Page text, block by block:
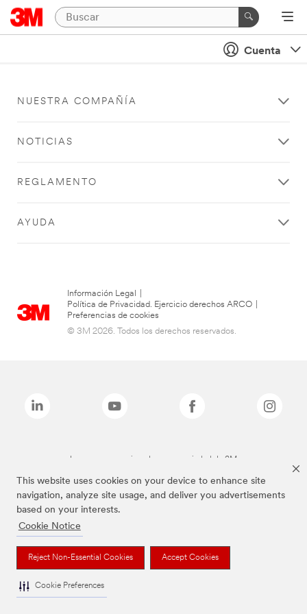
This website uses cookies on your device to enhance site
navigation, analyze site usage, and deliver you advertisements
based on your interests.
Cookie Notice
Reject Non-Essential Cookies Accept Cookies
Cookie Preferences
Cuenta
NUESTRA COMPAÑÍA
NOTICIAS
REGLAMENTO
AYUDA
Información Legal
Política de Privacidad. Ejercicio derechos ARCO
Preferencias de cookies
© 3M 2026. Todos los derechos reservados.
Las marcas mencionadas son propiedad de 3M